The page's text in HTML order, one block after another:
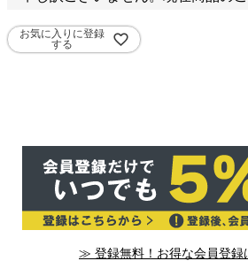
お気に入りに登録
する
≫ 登録無料！お得な会員登録